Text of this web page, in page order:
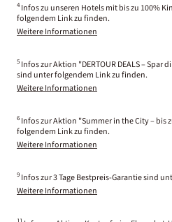
4 Infos zu unseren Hotels mit bis zu 100%
folgendem Link zu finden.
Weitere Informationen
5 Infos zur Aktion "DERTOUR DEALS – Spar
sind unter folgendem Link zu finden.
Weitere Informationen
6 Infos zur Aktion "Summer in the City – bis
folgendem Link zu finden.
Weitere Informationen
9 Infos zur 3 Tage Bestpreis-Garantie sind
Weitere Informationen